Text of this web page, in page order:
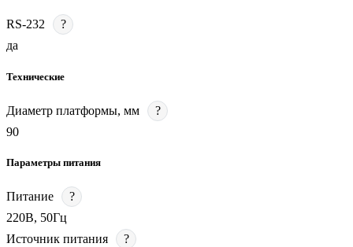
RS-232
?
да
Технические
Диаметр платформы, мм
?
90
Параметры питания
Питание
?
220В, 50Гц
Источник питания
?